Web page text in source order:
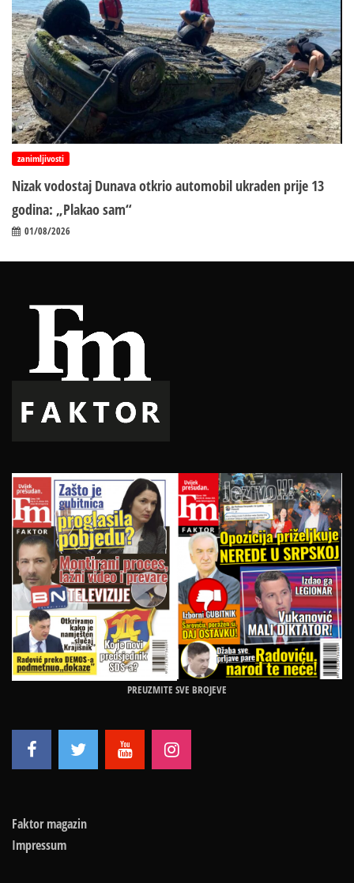
zanimljivosti
Nizak vodostaj Dunava otkrio automobil ukraden prije 13
godina: „Plakao sam“
01/08/2026
PREUZMITE SVE BROJEVE
Faktor magazin
Impressum